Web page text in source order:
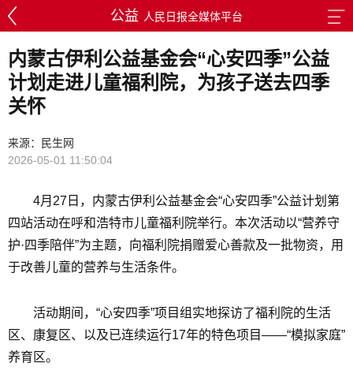
公益 人民日报全媒体平台
内蒙古伊利公益基金会“心安四季”公益
计划走进儿童福利院，为孩子送去四季
关怀
来源：民生网
2026-05-01 11:50:04
4月27日，内蒙古伊利公益基金会“心安四季”公益计划第
四站活动在呼和浩特市儿童福利院举行。本次活动以“营养守
护·四季陪伴”为主题，向福利院捐赠爱心善款及一批物资，用
于改善儿童的营养与生活条件。
活动期间，“心安四季”项目组实地探访了福利院的生活
区、康复区、以及已连续运行17年的特色项目——“模拟家庭”
养育区。